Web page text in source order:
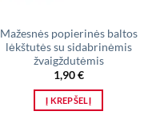
Mažesnės popierinės baltos
lėkštutės su sidabrinėmis
žvaigždutėmis
1,90€
Į KREPŠELĮ